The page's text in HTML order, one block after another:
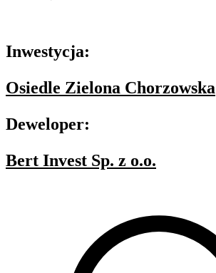
Inwestycja:
Osiedle Zielona Chorzowska
Deweloper:
Bert Invest Sp. z o.o.